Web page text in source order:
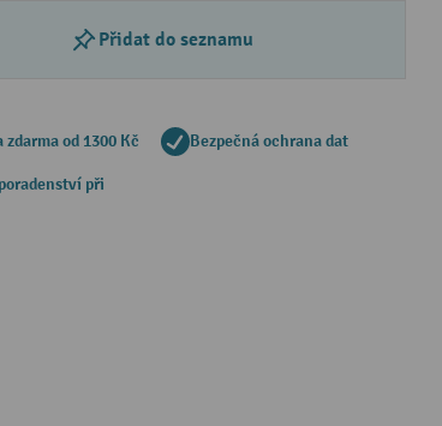
Přidat do seznamu
zdarma od 1300 Kč Bezpečná ochrana dat
při